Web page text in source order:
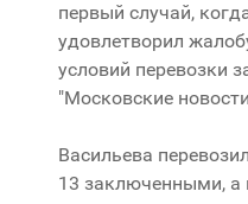
первый случай,
удовлетворил
условий перевозки
"Московские
Васильева
13 заключенными, а